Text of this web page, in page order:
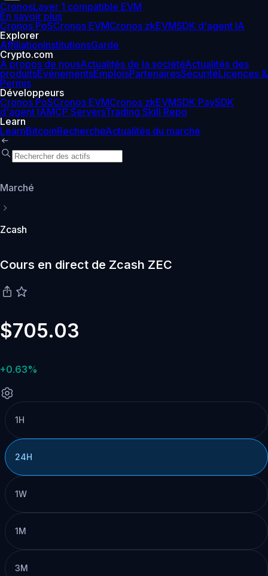
CronosLayer 1 compatible EVM
En savoir plus
Cronos PoSCronos EVMCronos zkEVMSDK d'agent IA
Explorer
AffiliationInstitutionsGarde
Crypto.com
À propos de nousActualités de la sociétéActualités des
produitsÉvénementsEmploisPartenairesSécuritéLicences &
Permis
Développeurs
Cronos PoSCronos EVMCronos zkEVMSDK PaySDK
d'agent IAMCP ServersTrading Skill Repo
Learn
LearnBitcoinRechercheActualités du marché
Marché
Zcash
Cours en direct de Zcash ZEC
$705.03
+0.63%
1H
24H
1W
1M
3M